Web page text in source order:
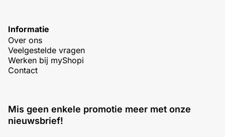
Informatie
Over ons
Veelgestelde vragen
Werken bij myShopi
Contact
Mis geen enkele promotie meer met onze
nieuwsbrief!